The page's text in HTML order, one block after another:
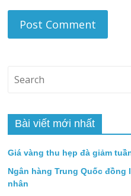
Bài viết mới nhất
Giá vàng thu hẹp đà giảm
Ngân hàng Trung Quốc
nhân